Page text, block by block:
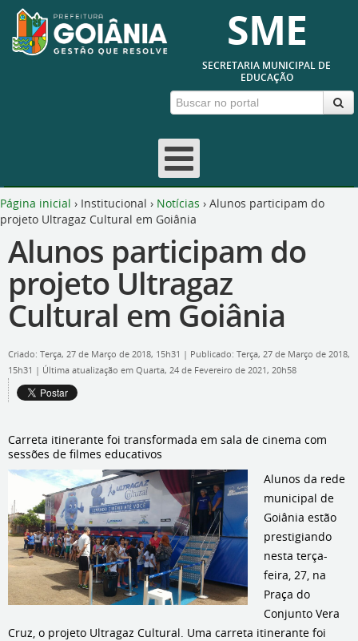
SME
SECRETARIA MUNICIPAL DE
EDUCAÇÃO
Página inicial › Institucional › Notícias › Alunos participam do
projeto Ultragaz Cultural em Goiânia
Alunos participam do
projeto Ultragaz
Cultural em Goiânia
Criado: Terça, 27 de Março de 2018, 15h31 | Publicado: Terça, 27 de Março de 2018,
15h31 | Última atualização em Quarta, 24 de Fevereiro de 2021, 20h58
Carreta itinerante foi transformada em sala de cinema com
sessões de filmes educativos
Alunos da rede
municipal de
Goiânia estão
prestigiando
nesta terça-
feira, 27, na
Praça do
Conjunto Vera
Cruz, o projeto Ultragaz Cultural. Uma carreta itinerante foi